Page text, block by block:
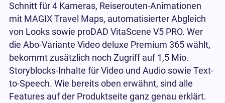
Schnitt für 4 Kameras, Reiserouten-Animationen
mit MAGIX Travel Maps, automatisierter Abgleich
von Looks sowie proDAD VitaScene V5 PRO. Wer
die Abo-Variante Video deluxe Premium 365 wählt,
bekommt zusätzlich noch Zugriff auf 1,5 Mio.
Storyblocks-Inhalte für Video und Audio sowie Text-
to-Speech. Wie bereits oben erwähnt, sind alle
Features auf der Produktseite ganz genau erklärt.